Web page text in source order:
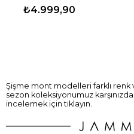
₺4.999,90
Şişme mont modelleri farklı
sezon koleksiyonumuz
incelemek için tıklayın.